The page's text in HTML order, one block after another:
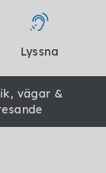
Lyssna
vägar &